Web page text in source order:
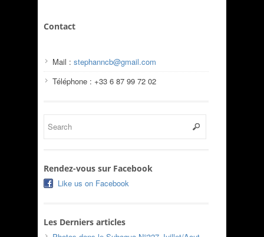
Contact
Mail : stephanncb@gmail.com
Téléphone : +33 6 87 99 72 02
Rendez-vous sur Facebook
Like us on Facebook
Les Derniers articles